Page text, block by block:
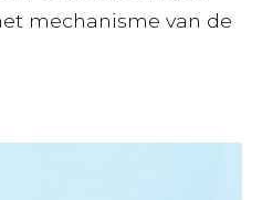
mechanisme van de